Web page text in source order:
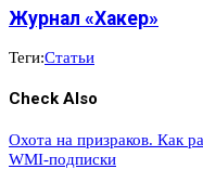
Журнал «Хакер»
Теги:Статьи
Check Also
Охота на призраков. Как
WMI-подписки